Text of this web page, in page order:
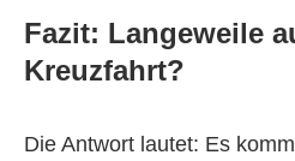
Fazit: Langeweile
Kreuzfahrt?
Die Antwort lautet: Es